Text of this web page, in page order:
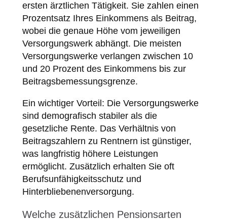
ersten ärztlichen Tätigkeit. Sie zahlen einen
Prozentsatz Ihres Einkommens als Beitrag,
wobei die genaue Höhe vom jeweiligen
Versorgungswerk abhängt. Die meisten
Versorgungswerke verlangen zwischen 10
und 20 Prozent des Einkommens bis zur
Beitragsbemessungsgrenze.
Ein wichtiger Vorteil: Die Versorgungswerke
sind demografisch stabiler als die
gesetzliche Rente. Das Verhältnis von
Beitragszahlern zu Rentnern ist günstiger,
was langfristig höhere Leistungen
ermöglicht. Zusätzlich erhalten Sie oft
Berufsunfähigkeitsschutz und
Hinterbliebenenversorgung.
Welche zusätzlichen Pensionsarten